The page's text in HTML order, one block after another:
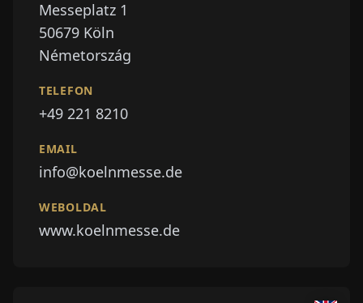
Messeplatz 1
50679 Köln
Németország
TELEFON
+49 221 8210
EMAIL
info@koelnmesse.de
WEBOLDAL
www.koelnmesse.de